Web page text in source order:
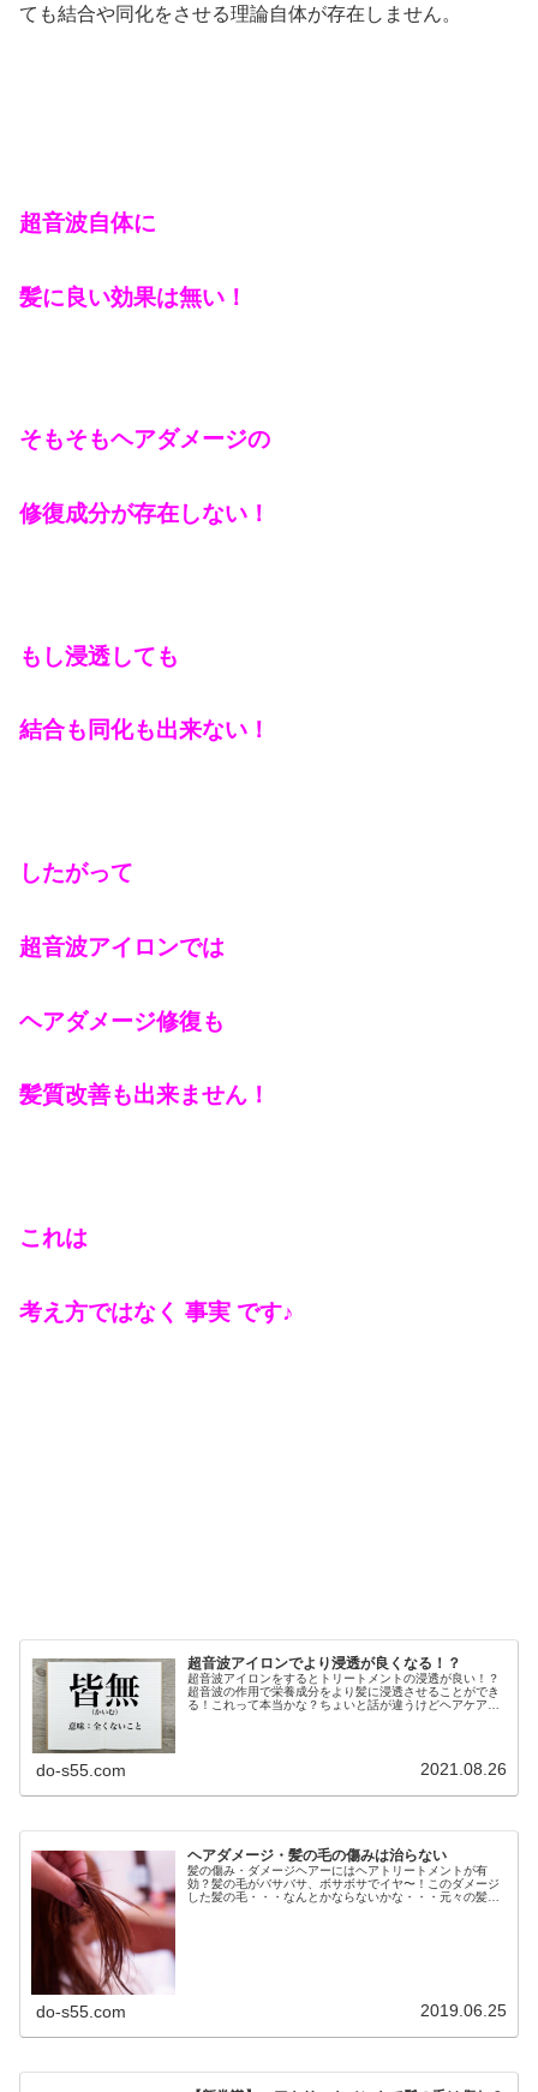
ても結合や同化をさせる理論自体が存在しません。
超音波自体に
髪に良い効果は無い！
そもそもヘアダメージの
修復成分が存在しない！
もし浸透しても
結合も同化も出来ない！
したがって
超音波アイロンでは
ヘアダメージ修復も
髪質改善も出来ません！
これは
考え方ではなく 事実 です♪
超音波アイロンでより浸透が良くなる！？
超音波アイロンをするとトリートメントの浸透が良い！？
超音波の作用で栄養成分をより髪に浸透させることができ
る！これって本当かな？ちょいと話が違うけどヘアケアと
do-s55.com 2021.08.26
ヘアダメージ・髪の毛の傷みは治らない
髪の傷み・ダメージヘアーにはヘアトリートメントが有
効？髪の毛がバサバサ、ボサボサでイヤ〜！このダメージ
した髪の毛・・・なんとかならないかな・・・元々の髪質
do-s55.com 2019.06.25